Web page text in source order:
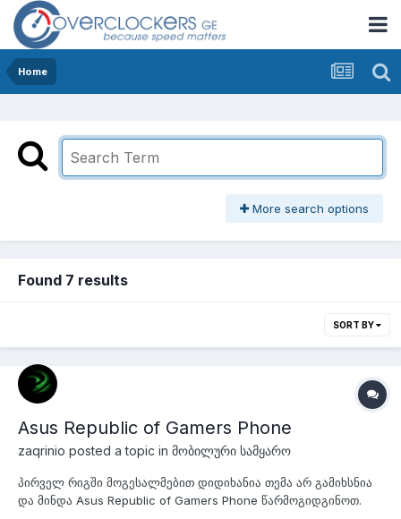
Home
More search options
Found 7 results
SORT BY
Asus Republic of Gamers Phone
zaqrinio posted a topic in მობილური სამყარო
პირველ რიგში მოგესალმებით დიდიხანია თემა არ გამიხსნია
და მინდა Asus Republic of Gamers Phone წარმოგიდგინოთ.